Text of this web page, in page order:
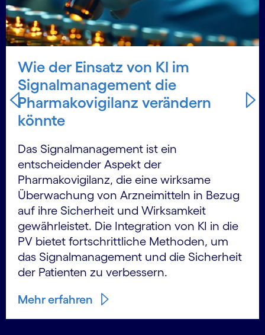
Wie der Einsatz von KI im
Signalmanagement die
Pharmakovigilanz verändern
könnte
Das Signalmanagement ist ein
entscheidender Aspekt der
Pharmakovigilanz, die eine wirksame
Überwachung von Arzneimitteln in Bezug
auf ihre Sicherheit und Wirksamkeit
gewährleistet. Die Integration von KI in die
PV bietet fortschrittliche Methoden, um
das Signalmanagement und die Sicherheit
der Patienten zu verbessern.
Mehr erfahren